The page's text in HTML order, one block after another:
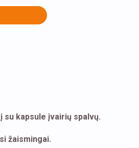
su kapsule įvairių spalvų.
žaismingai.